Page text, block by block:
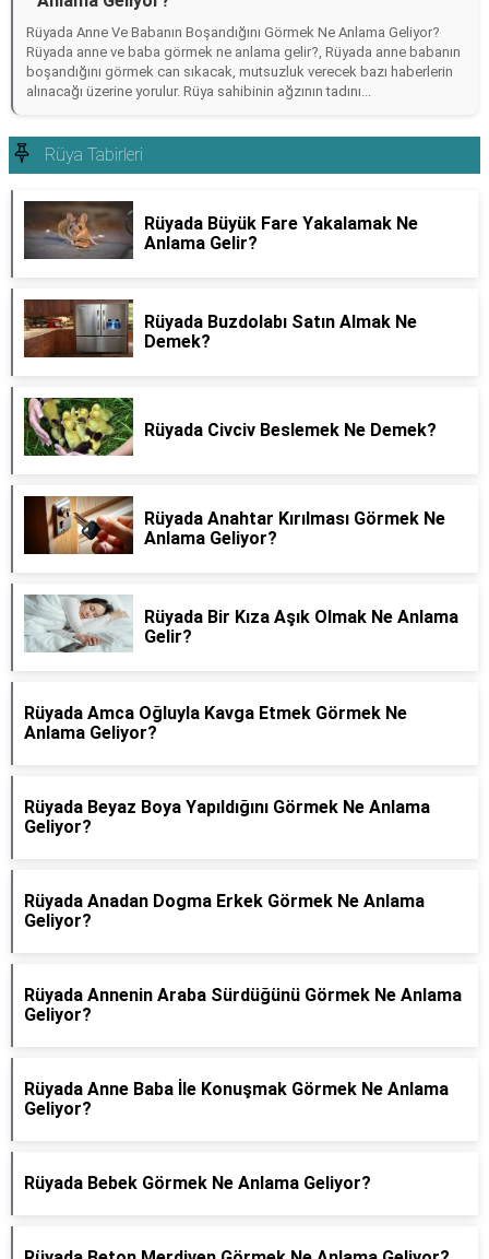
Rüyada Anne Ve Babanın Boşandığını Görmek Ne Anlama Geliyor?
Rüyada anne ve baba görmek ne anlama gelir?, Rüyada anne babanın
boşandığını görmek can sıkacak, mutsuzluk verecek bazı haberlerin
alınacağı üzerine yorulur. Rüya sahibinin ağzının tadını...
Rüya Tabirleri
Rüyada Büyük Fare Yakalamak Ne
Anlama Gelir?
Rüyada Buzdolabı Satın Almak Ne
Demek?
Rüyada Civciv Beslemek Ne Demek?
Rüyada Anahtar Kırılması Görmek Ne
Anlama Geliyor?
Rüyada Bir Kıza Aşık Olmak Ne Anlama
Gelir?
Rüyada Amca Oğluyla Kavga Etmek Görmek Ne
Anlama Geliyor?
Rüyada Beyaz Boya Yapıldığını Görmek Ne Anlama
Geliyor?
Rüyada Anadan Dogma Erkek Görmek Ne Anlama
Geliyor?
Rüyada Annenin Araba Sürdüğünü Görmek Ne Anlama
Geliyor?
Rüyada Anne Baba İle Konuşmak Görmek Ne Anlama
Geliyor?
Rüyada Bebek Görmek Ne Anlama Geliyor?